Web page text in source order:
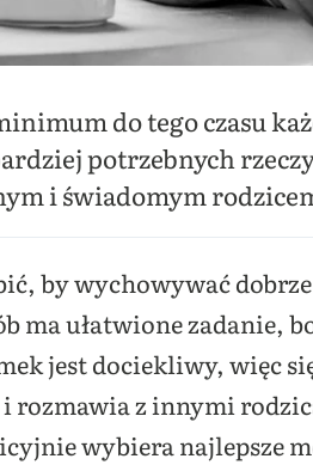
do tego czasu
potrzebnych
i świadomym
by wychowywać
ma ułatwione zadanie,
jest dociekliwy, więc
rozmawia z innymi
wybiera najlepsze